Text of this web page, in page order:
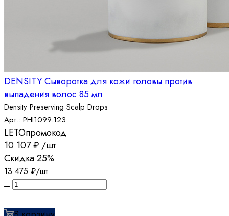
DENSITY Сыворотка для кожи головы против
выпадения волос 85 мл
Density Preserving Scalp Drops
Арт.: PHI1099.123
LETOпромокод
10 107₽ /шт
Скидка25%
13 475 ₽/шт